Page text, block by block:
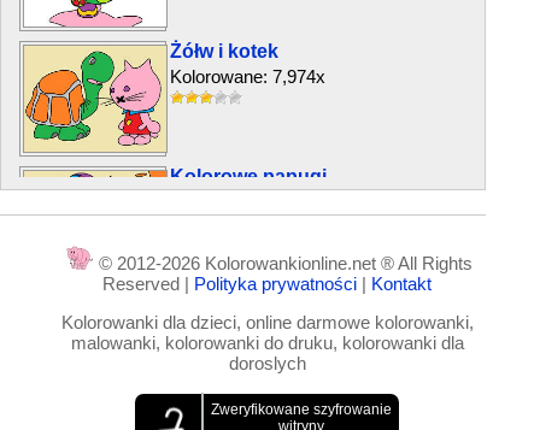
Żółw i kotek
Kolorowane: 7,974x
Kolorowe papugi
Kolorowane: 4,921x
© 2012-2026 Kolorowankionline.net ® All Rights
Reserved | Polityka prywatności | Kontakt
Kolorowanki dla dzieci, online darmowe kolorowanki,
malowanki, kolorowanki do druku, kolorowanki dla
doroslych